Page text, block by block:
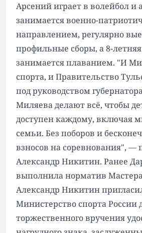
Арсений играет в волейбол и
занимается военно-
направлением, регулярно
профильные сборы, а 8-
занимается плаванием. "И
спорта, и Правительство
под руководством
Миляева делают всё, чтобы
доступен каждому, включая
семьи. Без поборов и
взносов на соревнования", —
Александр Никитин. Ранее
выполнила норматив
Александр Никитин
Министерство спорта России
торжественного вручения